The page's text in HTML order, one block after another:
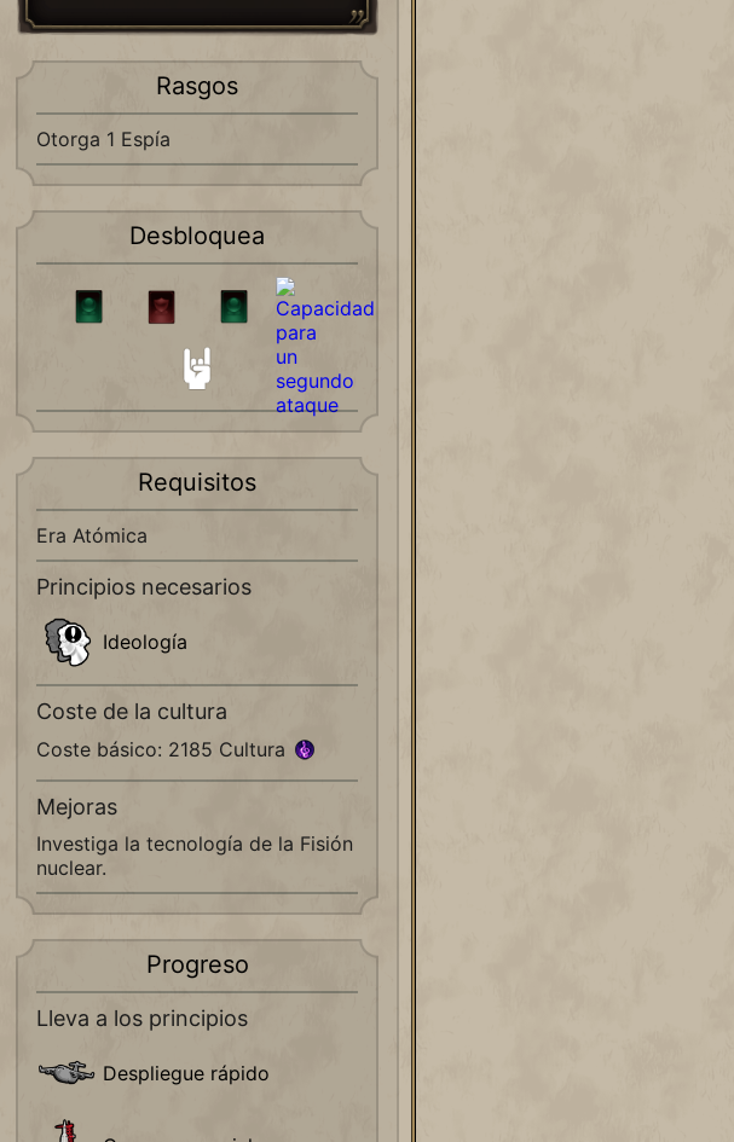
Rasgos
Otorga 1 Espía
Desbloquea
Requisitos
Era Atómica
Principios necesarios
Ideología
Coste de la cultura
Coste básico: 2185 Cultura
Mejoras
Investiga la tecnología de la Fisión
nuclear.
Progreso
Lleva a los principios
Despliegue rápido